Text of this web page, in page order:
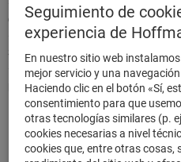
página
Categorías de productos
Siempre estamos a su disposición
Pedir de forma rápida y segura
500.000 artículos
Envío nacional en
Máxima
Seguimiento de
experiencia de
En nuestro sitio web
mejor servicio y una
Haciendo clic en el botón «Sí,
consentimiento para que
otras tecnologías similares (p.
cookies necesarias a nivel
cookies que, entre otras cosas,